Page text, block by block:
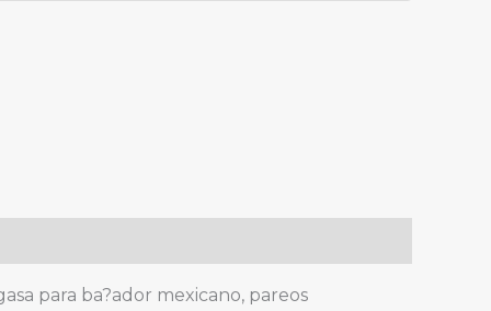
para ba?ador mexicano, pareos